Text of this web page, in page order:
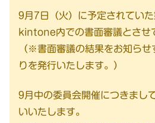
9月7日（火）に予定されていた
kintone内での書面審議とさせ
（※書面審議の結果をお知らせ
りを発行いたします。）
9月中の委員会開催につきまし
いいたします。